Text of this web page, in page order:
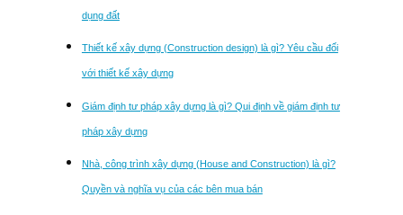
dụng đất
Thiết kế xây dựng (Construction design) là gì? Yêu cầu đối
với thiết kế xây dựng
Giám định tư pháp xây dựng là gì? Qui định về giám định tư
pháp xây dựng
Nhà, công trình xây dựng (House and Construction) là gì?
Quyền và nghĩa vụ của các bên mua bán